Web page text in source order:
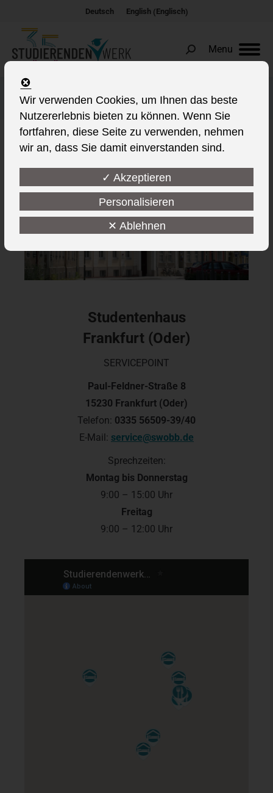
Deutsch English(Englisch)
Menu
Search:
Servicepoints
This post is also available in:
Studentenhaus
Frankfurt (Oder)
SERVICEPOINT
Paul-Feldner-Straße 8
15230 Frankfurt (Oder)
Telefon: 0335 56509-39/40
E-Mail: service@swobb.de
Sprechzeiten:
Montag bis Donnerstag
9:00 – 15:00 Uhr
Freitag
9:00 – 12:00 Uhr
Wir verwenden Cookies, um Ihnen das beste
Nutzererlebnis bieten zu können. Wenn Sie
fortfahren, diese Seite zu verwenden, nehmen
wir an, dass Sie damit einverstanden sind.
✓ Akzeptieren
Personalisieren
✕ Ablehnen